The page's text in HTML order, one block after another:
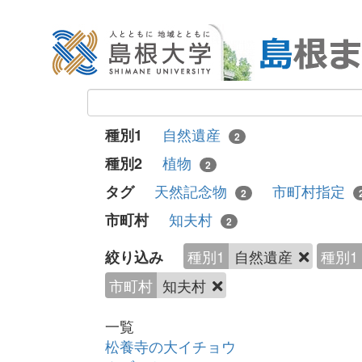
種別1 自然遺産 2
種別2 植物 2
タグ 天然記念物 2 市町村指定
市町村 知夫村 2
絞り込み 種別1 自然遺産
種別1
市町村 知夫村
一覧
松養寺の大イチョウ